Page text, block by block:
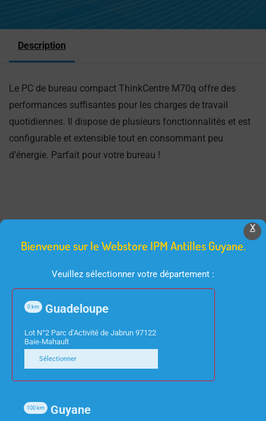
Description
Le PC de bureau compact ThinkCentre M70q offre des
performances suffisantes pour les charges de travail
quotidiennes. Il dispose de plusieurs fonctionnalités et est
configurable et extensible tout en consommant peu
d’énergie. Parfait pour votre bureau !
INFORMATIQUE
SOURIS CHERRY
ADAPTATEUR DP MALE
X
Bienvenue sur le Webstore IPM Antilles Guyane.
Veuillez sélectionner votre département :
Guadeloupe
0 km
Lot N°2 Parc d’Activité de Jabrun 97122
Baie-Mahault
Sélectionner
Guyane
100 km